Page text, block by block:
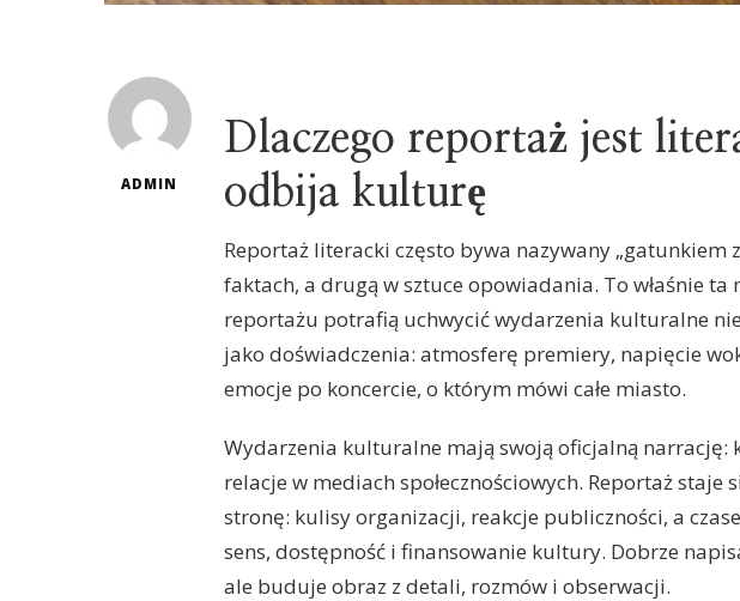
ADMIN
Dlaczego reportaż jest
odbija kulturę
Reportaż literacki często bywa nazywany „gatunkiem
faktach, a drugą w sztuce opowiadania. To właśnie
reportażu potrafią uchwycić wydarzenia kulturalne
jako doświadczenia: atmosferę premiery, napięcie
emocje po koncercie, o którym mówi całe miasto.
Wydarzenia kulturalne mają swoją oficjalną narrację:
relacje w mediach społecznościowych. Reportaż
stronę: kulisy organizacji, reakcje publiczności, a
sens, dostępność i finansowanie kultury. Dobrze
ale buduje obraz z detali, rozmów i obserwacji.